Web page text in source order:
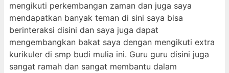
mengikuti perkembangan zaman dan juga saya
mendapatkan banyak teman di sini saya bisa
berinteraksi disini dan saya juga dapat
mengembangkan bakat saya dengan mengikuti extra
kurikuler di smp budi mulia ini. Guru guru disini juga
sangat ramah dan sangat membantu dalam